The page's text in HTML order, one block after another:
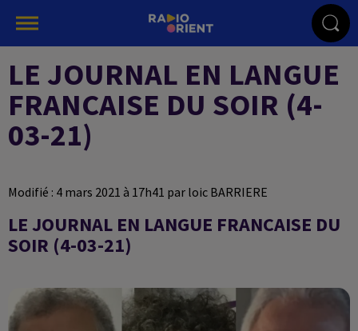
LE JOURNAL EN LANGUE
FRANCAISE DU SOIR (4-
03-21)
Modifié : 4 mars 2021 à 17h41 par loic BARRIERE
LE JOURNAL EN LANGUE FRANCAISE DU
SOIR (4-03-21)